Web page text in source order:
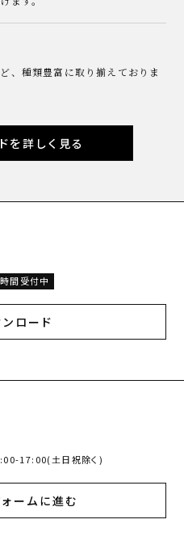
、種類豊富に取り揃えておりま
を詳しく見る
間受付中
ロード
17:00(土日祝除く)
ームに進む